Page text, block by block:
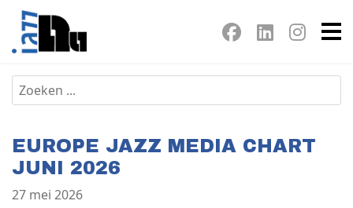
EUROPE JAZZ MEDIA CHART
JUNI 2026
27 mei 2026